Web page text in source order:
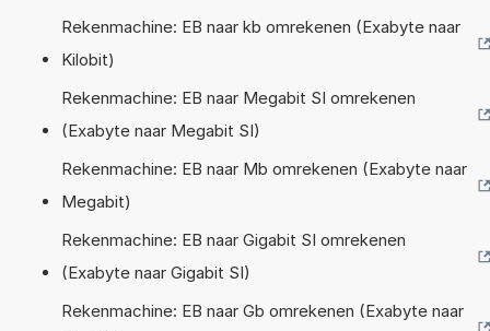
Rekenmachine: EB naar kb omrekenen (Exabyte naar
Kilobit)
Rekenmachine: EB naar Megabit SI omrekenen
(Exabyte naar Megabit SI)
Rekenmachine: EB naar Mb omrekenen (Exabyte naar
Megabit)
Rekenmachine: EB naar Gigabit SI omrekenen
(Exabyte naar Gigabit SI)
Rekenmachine: EB naar Gb omrekenen (Exabyte naar